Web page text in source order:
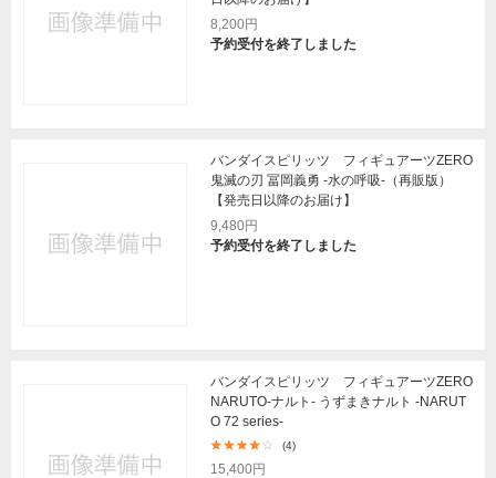
8,200円
予約受付を終了しました
バンダイスピリッツ フィギュアーツZERO
鬼滅の刃 冨岡義勇 -水の呼吸-（再販版）
【発売日以降のお届け】
9,480円
予約受付を終了しました
バンダイスピリッツ フィギュアーツZERO
NARUTO-ナルト- うずまきナルト -NARUT
O 72 series-
(4)
15,400円